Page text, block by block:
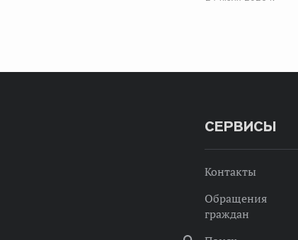
СЕРВИСЫ
Контакты
Обращения
граждан